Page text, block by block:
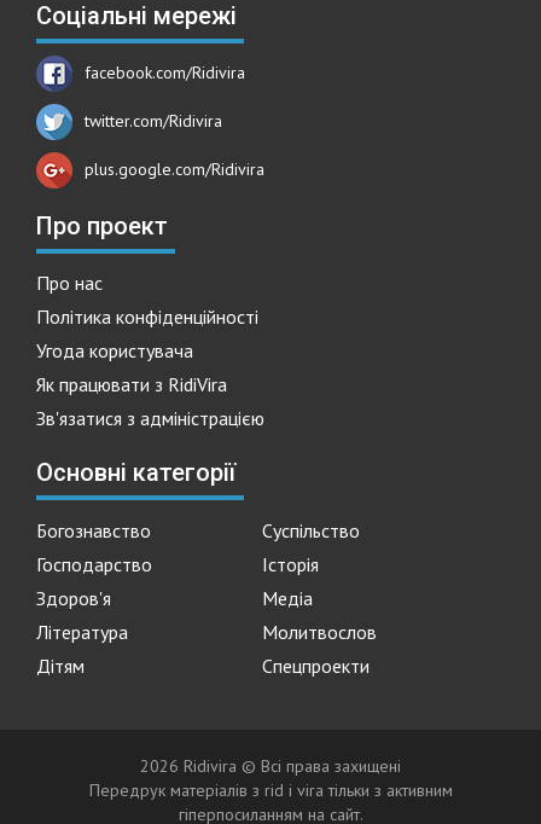
Соціальні мережі
facebook.com/Ridivira
twitter.com/Ridivira
plus.google.com/Ridivira
Про проект
Про нас
Політика конфіденційності
Угода користувача
Як працювати з RidiVira
Зв'язатися з адміністрацією
Основні категорії
Богознавство
Суспільство
Господарство
Історія
Здоров'я
Медіа
Література
Молитвослов
Дітям
Спецпроекти
2026 Ridivira © Всі права захищені
Передрук матеріалів з rid i vira тільки з активним
гіперпосиланням на сайт.